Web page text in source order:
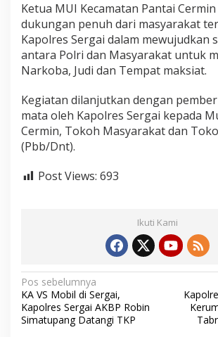
Ketua MUI Kecamatan Pantai
dukungan penuh dari masyarakat
Kapolres Sergai dalam mewujudkan
antara Polri dan Masyarakat untuk
Narkoba, Judi dan Tempat maksiat.
Kegiatan dilanjutkan dengan
mata oleh Kapolres Sergai kepada
Cermin, Tokoh Masyarakat dan
(Pbb/Dnt).
Post Views: 693
Ikuti Kami
N
a
v
Pos sebelumnya
KA VS Mobil di Sergai,
Kapolres Sergai AKBP Robin
Simatupang Datangi TKP